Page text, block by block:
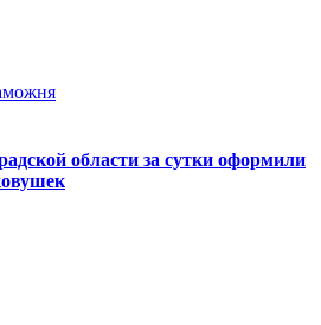
области за сутки оформили